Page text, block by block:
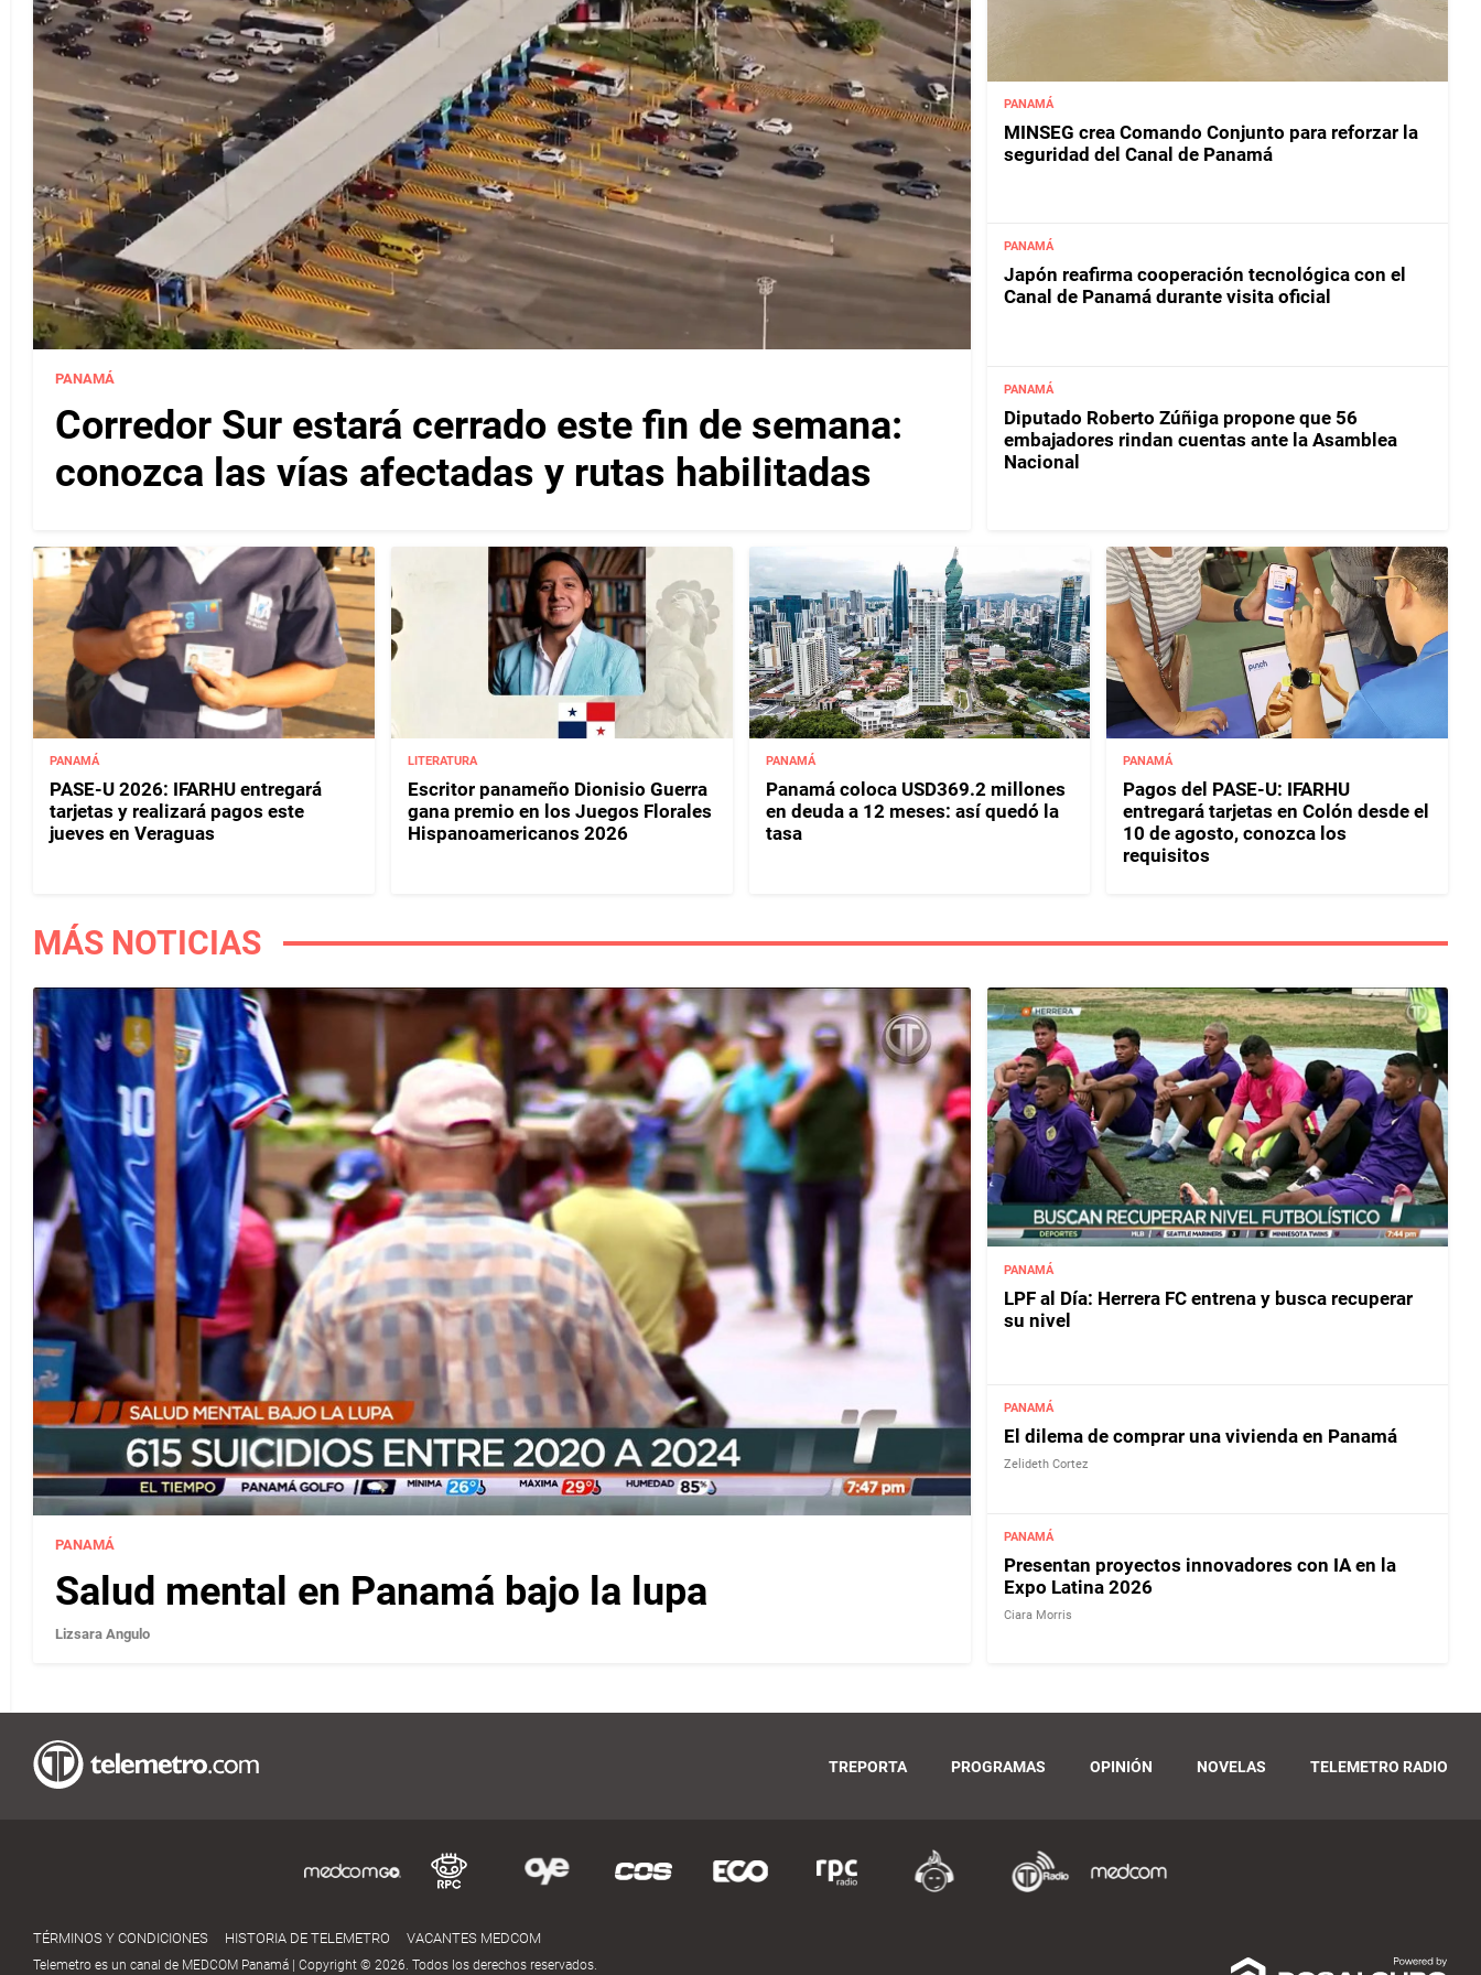
PANAMÁ
Corredor Sur estará cerrado este fin de semana:
conozca las vías afectadas y rutas habilitadas
PANAMÁ
MINSEG crea Comando Conjunto para reforzar la
seguridad del Canal de Panamá
PANAMÁ
Japón reafirma cooperación tecnológica con el
Canal de Panamá durante visita oficial
PANAMÁ
Diputado Roberto Zúñiga propone que 56
embajadores rindan cuentas ante la Asamblea
Nacional
PANAMÁ
PASE-U 2026: IFARHU entregará
tarjetas y realizará pagos este
jueves en Veraguas
LITERATURA
Escritor panameño Dionisio Guerra
gana premio en los Juegos Florales
Hispanoamericanos 2026
PANAMÁ
Panamá coloca USD369.2 millones
en deuda a 12 meses: así quedó la
tasa
PANAMÁ
Pagos del PASE-U: IFARHU
entregará tarjetas en Colón desde el
10 de agosto, conozca los
requisitos
MÁS NOTICIAS
PANAMÁ
Salud mental en Panamá bajo la lupa
Lizsara Angulo
PANAMÁ
LPF al Día: Herrera FC entrena y busca recuperar
su nivel
PANAMÁ
El dilema de comprar una vivienda en Panamá
Zelideth Cortez
PANAMÁ
Presentan proyectos innovadores con IA en la
Expo Latina 2026
Ciara Morris
TREPORTA PROGRAMAS OPINIÓN NOVELAS TELEMETRO RADIO
TÉRMINOS Y CONDICIONES HISTORIA DE TELEMETRO VACANTES MEDCOM
Telemetro es un canal de MEDCOM Panamá | Copyright © 2026. Todos los derechos reservados.